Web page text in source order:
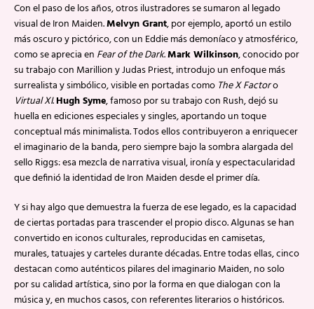
Con el paso de los años, otros ilustradores se sumaron al legado
visual de Iron Maiden.Melvyn Grant, por ejemplo, aportó un estilo
más oscuro y pictórico, con un Eddie más demoníaco y atmosférico,
como se aprecia en Fear of the Dark.Mark Wilkinson, conocido por
su trabajo con Marillion y Judas Priest, introdujo un enfoque más
surrealista y simbólico, visible en portadas como The X Factoro
Virtual XI.Hugh Syme, famoso por su trabajo con Rush, dejó su
huella en ediciones especiales y singles, aportando un toque
conceptual más minimalista. Todos ellos contribuyeron a enriquecer
el imaginario de la banda, pero siempre bajo la sombra alargada del
sello Riggs: esa mezcla de narrativa visual, ironía y espectacularidad
que definió la identidad de Iron Maiden desde el primer día.
Y si hay algo que demuestra la fuerza de ese legado, es la capacidad
de ciertas portadas para trascender el propio disco. Algunas se han
convertido en iconos culturales, reproducidas en camisetas,
murales, tatuajes y carteles durante décadas. Entre todas ellas, cinco
destacan como auténticos pilares del imaginario Maiden, no solo
por su calidad artística, sino por la forma en que dialogan con la
música y, en muchos casos, con referentes literarios o históricos.